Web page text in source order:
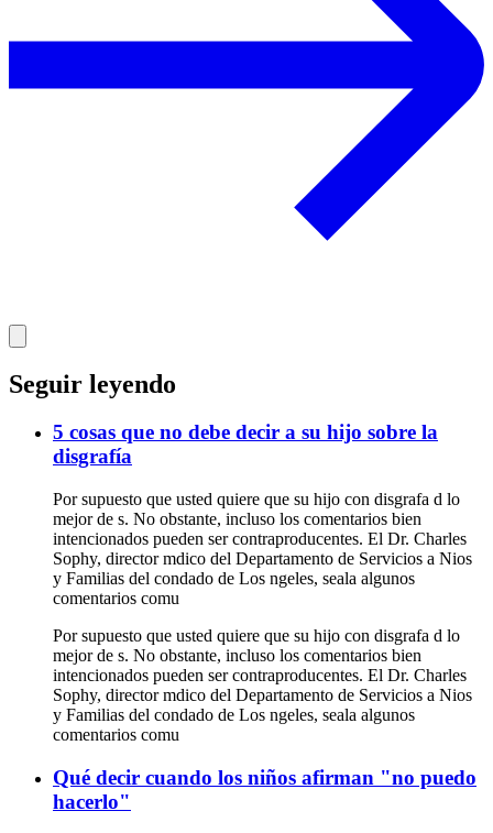
Seguir leyendo
5 cosas que no debe decir a su hijo sobre la
disgrafía
Por supuesto que usted quiere que su hijo con disgrafa d lo
mejor de s. No obstante, incluso los comentarios bien
intencionados pueden ser contraproducentes. El Dr. Charles
Sophy, director mdico del Departamento de Servicios a Nios
y Familias del condado de Los ngeles, seala algunos
comentarios comu
Por supuesto que usted quiere que su hijo con disgrafa d lo
mejor de s. No obstante, incluso los comentarios bien
intencionados pueden ser contraproducentes. El Dr. Charles
Sophy, director mdico del Departamento de Servicios a Nios
y Familias del condado de Los ngeles, seala algunos
comentarios comu
Qué decir cuando los niños afirman "no puedo
hacerlo"